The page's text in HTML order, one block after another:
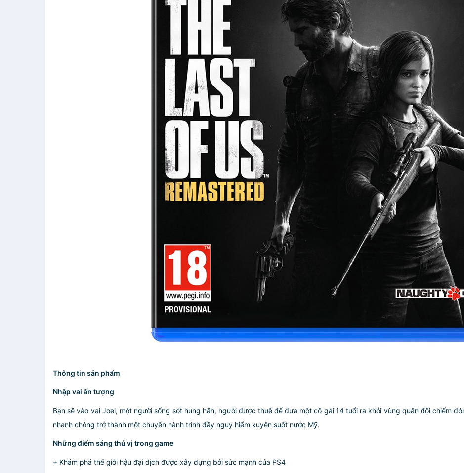
Thông tin sản phẩm
Nhập vai ấn tượng
Bạn sẽ vào vai Joel, một người sống sót hung hãn, người được thuê để đưa một cô gái 14 tuổi ra khỏi vùng quân đội chiếm
nhanh chóng trở thành một chuyến hành trình đầy nguy hiểm xuyên suốt nước Mỹ.
Những điểm sáng thú vị trong game
+ Khám phá thế giới hậu đại dịch được xây dựng bởi sức mạnh của PS4